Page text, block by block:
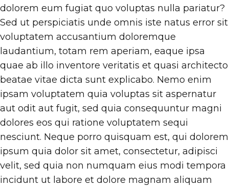
dolorem eum fugiat quo voluptas nulla pariatur?
Sed ut perspiciatis unde omnis iste natus error sit
voluptatem accusantium doloremque
laudantium, totam rem aperiam, eaque ipsa
quae ab illo inventore veritatis et quasi architecto
beatae vitae dicta sunt explicabo. Nemo enim
ipsam voluptatem quia voluptas sit aspernatur
aut odit aut fugit, sed quia consequuntur magni
dolores eos qui ratione voluptatem sequi
nesciunt. Neque porro quisquam est, qui dolorem
ipsum quia dolor sit amet, consectetur, adipisci
velit, sed quia non numquam eius modi tempora
incidunt ut labore et dolore magnam aliquam